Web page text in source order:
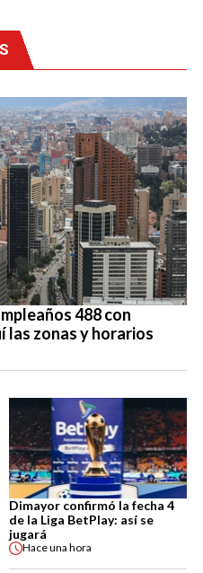
488 con
las zonas y horarios
Dimayor confirmó la fecha 4
de la Liga BetPlay: así se
jugará
Haceuna hora